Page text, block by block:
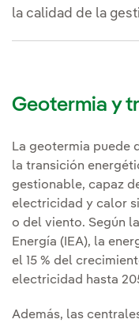
la calidad de la
Geotermia y
La geotermia puede
la transición
gestionable, capaz
electricidad y calor
o del viento. Según
Energía (IEA), la
el 15 % del
electricidad hasta
Además, las